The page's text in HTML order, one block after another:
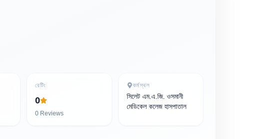
রেটিং
0
0 Reviews
কর্মস্থল
সিলেট এম.এ.জি. ওসমানী
মেডিকেল কলেজ হাসপাতাল